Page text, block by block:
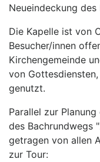
Neueindeckung des
Die Kapelle ist von
Besucher/innen
Kirchengemeinde
von
genutzt.
Parallel zur
des Bachrundwegs
getragen von allen
zur Tour: